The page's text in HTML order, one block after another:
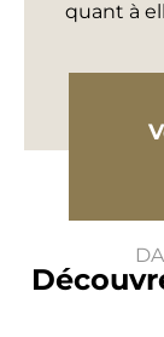
quant à